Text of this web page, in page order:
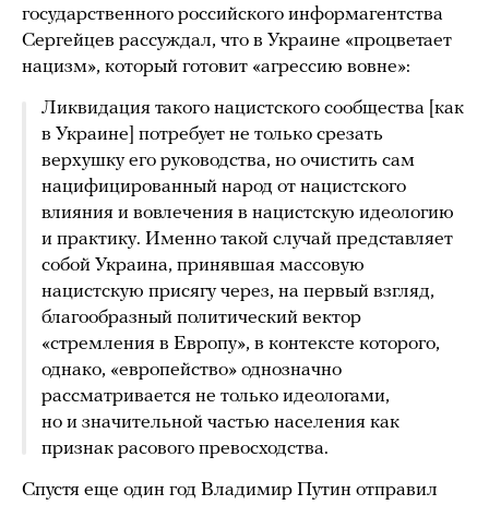
государственного российского информагентства
Сергейцев рассуждал, что в Украине «процветает
нацизм», который готовит «агрессию вовне»:
Ликвидация такого нацистского сообщества [как
в Украине] потребует не только срезать
верхушку его руководства, но очистить сам
нацифицированный народ от нацистского
влияния и вовлечения в нацистскую идеологию
и практику. Именно такой случай представляет
собой Украина, принявшая массовую
нацистскую присягу через, на первый взгляд,
благообразный политический вектор
«стремления в Европу», в контексте которого,
однако, «европейство» однозначно
рассматривается не только идеологами,
но и значительной частью населения как
признак расового превосходства.
Спустя еще один год Владимир Путин отправил